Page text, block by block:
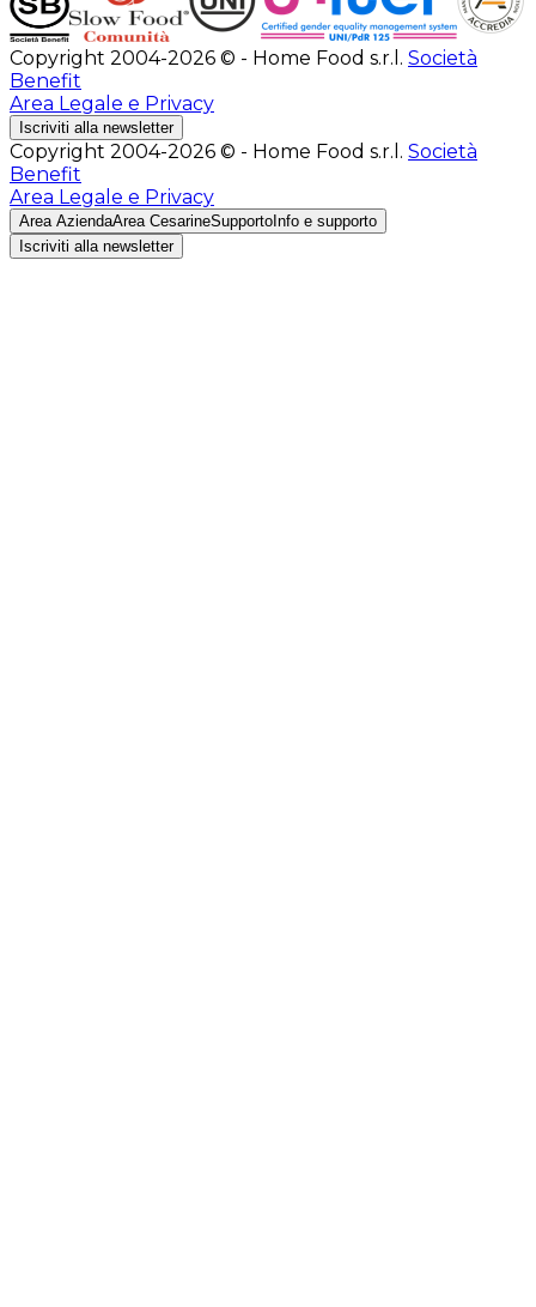
Copyright 2004-2026 © - Home Food s.r.l. Società
Benefit
Area Legale e Privacy
Iscriviti alla newsletter
Copyright 2004-2026 © - Home Food s.r.l. Società
Benefit
Area Legale e Privacy
Area AziendaArea CesarineSupporto Info e supporto
Iscriviti alla newsletter